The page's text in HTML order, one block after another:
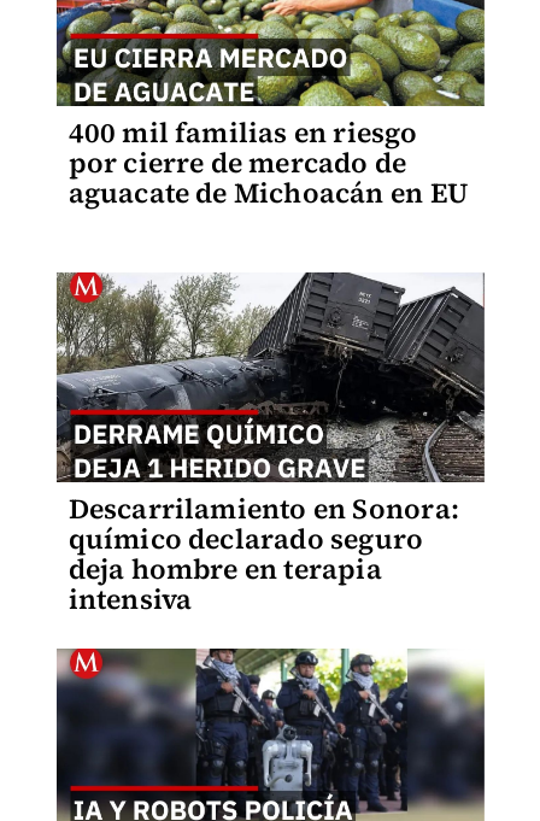
400 mil familias en riesgo
por cierre de mercado de
aguacate de Michoacán en EU
Descarrilamiento en Sonora:
químico declarado seguro
deja hombre en terapia
intensiva